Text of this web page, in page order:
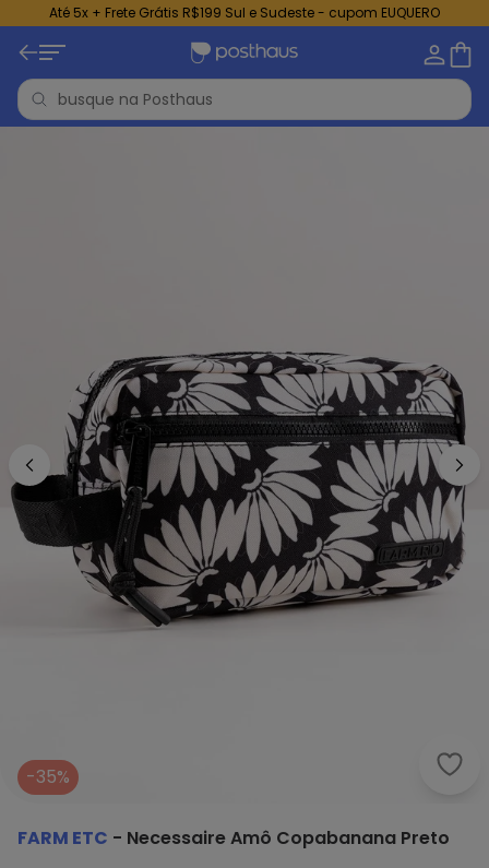
Até 5x + Frete Grátis R$199 Sul e Sudeste - cupom EUQUERO
-35%
FARM ETC - Necessaire Amô Copabanana Preto